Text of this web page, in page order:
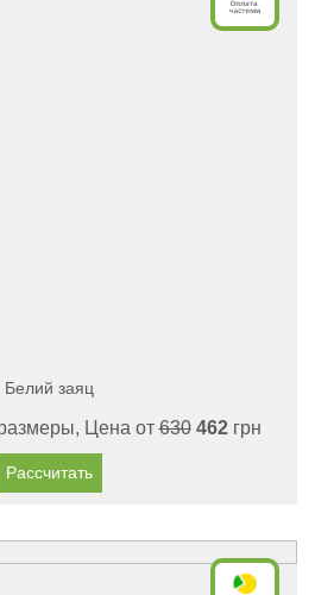
Белий заяц
Цена от630 462грн
Рассчитать